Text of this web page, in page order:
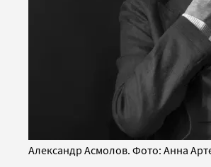
Александр Асмолов. Фото: Анна